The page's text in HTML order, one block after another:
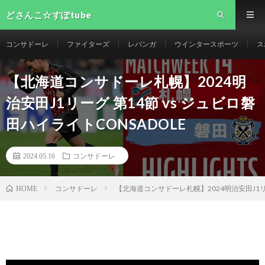
どさんこ☆すぽtube
コンサドーレ ファイターズ レバンガ ウインタースポーツ
【北海道コンサドーレ札幌】2024明
治安田J1リーグ 第14節 vs ジュビロ磐
田ハイライトCONSADOLE
2024.05.16 コンサドーレ
HOME コンサドーレ 【北海道コンサドーレ札幌】2024明治安田J1